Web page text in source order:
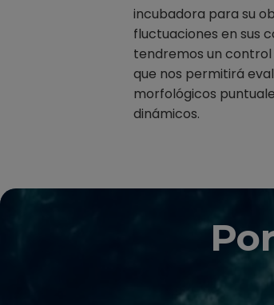
incubadora para su
fluctuaciones en sus
tendremos un
que nos permitirá
morfológicos
dinámicos.